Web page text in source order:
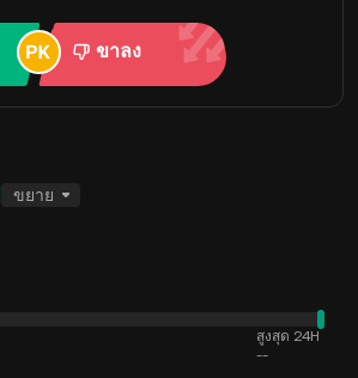
ขาลง
ขยาย
สูงสุด 24H
--